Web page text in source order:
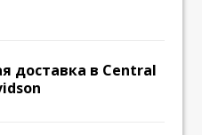
доставка в Central